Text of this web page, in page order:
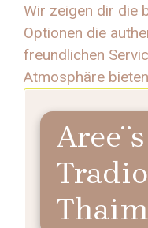
Wir zeigen dir die
Optionen die
freundlichen
Atmosphäre
Aree¨s